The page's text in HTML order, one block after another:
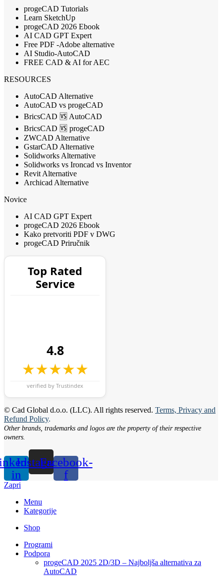
progeCAD Tutorials
Learn SketchUp
progeCAD 2026 Ebook
AI CAD GPT Expert
Free PDF -Adobe alternative
AI Studio-AutoCAD
FREE CAD & AI for AEC
RESOURCES
AutoCAD Alternative
AutoCAD vs progeCAD
BricsCAD 🆚 AutoCAD
BricsCAD 🆚 progeCAD
ZWCAD Alternative
GstarCAD Alternative
Solidworks Alternative
Solidworks vs Ironcad vs Inventor
Revit Alternative
Archicad Alternative
Novice
AI CAD GPT Expert
progeCAD 2026 Ebook
Kako pretvoriti PDF v DWG
progeCAD Priručnik
Top Rated
Service
4.8
★★★★★
verified by Trustindex
© Cad Global d.o.o. (LLC). All rights reserved. Terms, Privacy and
Refund Policy.
Other brands, trademarks and logos are the property of their respective
owners.
in
Instagram
Facebook-
f
Zapri
Menu
Kategorije
Shop
Programi
Podpora
progeCAD 2025 2D/3D – Najboljša alternativa za
AutoCAD